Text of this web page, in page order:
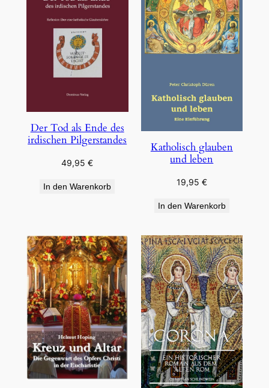
Der Tod als Ende des
irdischen Pilgerstandes
49,95€
In den Warenkorb
Katholisch glauben
und leben
19,95 €
In den Warenkorb